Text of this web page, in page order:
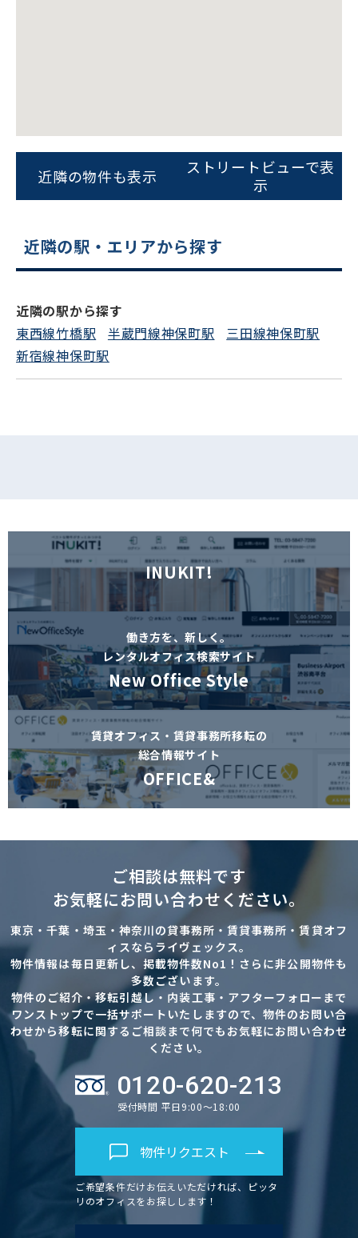
フォームでお問い合わせ
近隣の物件も表示
ストリートビューで表
示
近隣の駅・エリアから探す
近隣の駅から探す
東西線竹橋駅
半蔵門線神保町駅
三田線神保町駅
新宿線神保町駅
INUKIT!
働き方を、新しく。
レンタルオフィス検索サイト
New Office Style
賃貸オフィス・賃貸事務所移転の
総合情報サイト
OFFICE&
ご相談は無料です
お気軽にお問い合わせください。
東京・千葉・埼玉・神奈川の貸事務所・賃貸事務所・賃貸オフ
ィスならライヴェックス。
物件情報は毎日更新し、掲載物件数No1！さらに非公開物件も
多数ございます。
物件のご紹介・移転引越し・内装工事・アフターフォローまで
ワンストップで一括サポートいたしますので、物件のお問い合
わせから移転に関するご相談まで何でもお気軽にお問い合わせ
ください。
0120-620-213
受付時間 平日9:00～18:00
物件リクエスト
ご希望条件だけお伝えいただければ、ピッタ
リのオフィスをお探しします！